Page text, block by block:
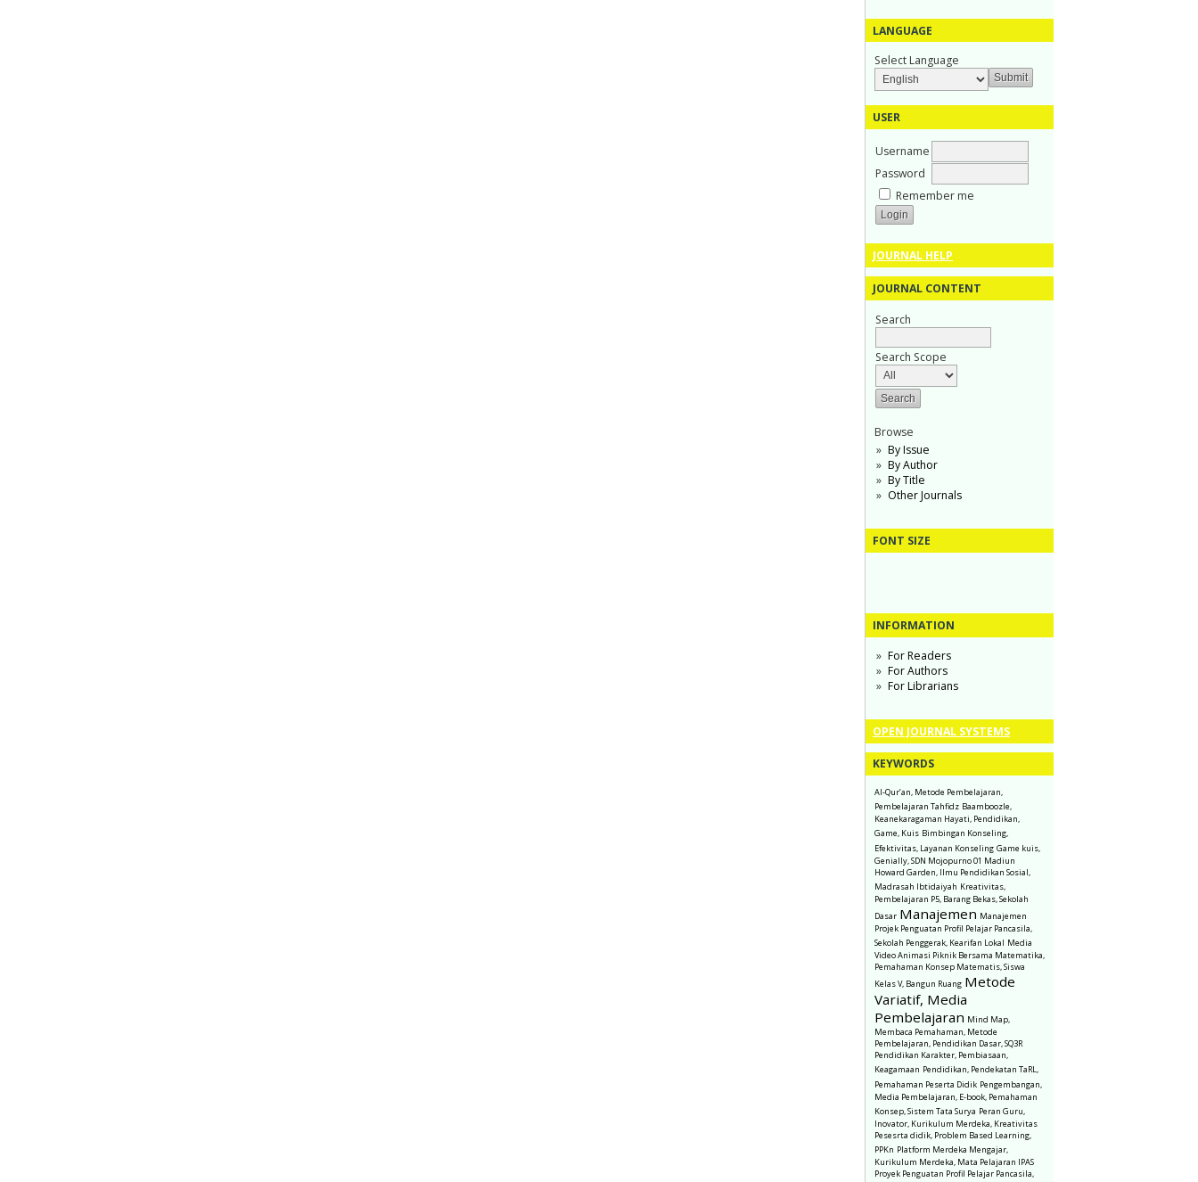
LANGUAGE
Select Language
USER
Username
Password
Remember me
JOURNAL HELP
JOURNAL CONTENT
Search
Search Scope
Browse
By Issue
By Author
By Title
Other Journals
FONT SIZE
INFORMATION
For Readers
For Authors
For Librarians
OPEN JOURNAL SYSTEMS
KEYWORDS
Al-Qur’an, Metode Pembelajaran,
Pembelajaran Tahfidz Baamboozle,
Keanekaragaman Hayati, Pendidikan,
Game, Kuis Bimbingan Konseling,
Efektivitas, Layanan Konseling Game kuis,
Genially, SDN Mojopurno 01 Madiun
Howard Garden, Ilmu Pendidikan Sosial,
Madrasah Ibtidaiyah Kreativitas,
Pembelajaran P5, Barang Bekas, Sekolah
Dasar Manajemen Manajemen
Projek Penguatan Profil Pelajar Pancasila,
Sekolah Penggerak, Kearifan Lokal Media
Video Animasi Piknik Bersama Matematika,
Pemahaman Konsep Matematis, Siswa
Kelas V, Bangun Ruang Metode
Variatif, Media
Pembelajaran Mind Map,
Membaca Pemahaman, Metode
Pembelajaran, Pendidikan Dasar, SQ3R
Pendidikan Karakter, Pembiasaan,
Keagamaan Pendidikan, Pendekatan TaRL,
Pemahaman Peserta Didik Pengembangan,
Media Pembelajaran, E-book, Pemahaman
Konsep, Sistem Tata Surya Peran Guru,
Inovator, Kurikulum Merdeka, Kreativitas
Pesesrta didik, Problem Based Learning,
PPKn Platform Merdeka Mengajar,
Kurikulum Merdeka, Mata Pelajaran IPAS
Proyek Penguatan Profil Pelajar Pancasila,